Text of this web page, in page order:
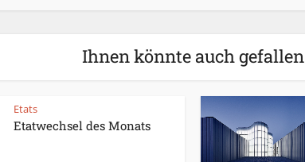
Ihnen könnte auch gefallen
Etats
Etatwechsel des Monats